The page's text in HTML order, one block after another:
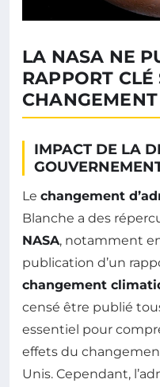
LA NASA NE
RAPPORT CLÉ
IMPACT DE LA
Le changement
Blanche a des
NASA, notamment
publication d’un
changement
censé être publié
essentiel pour
effets du
Unis. Cependant,